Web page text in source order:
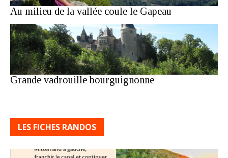
Au milieu de la vallée coule le Gapeau
Grande vadrouille bourguignonne
LES FICHES RANDOS